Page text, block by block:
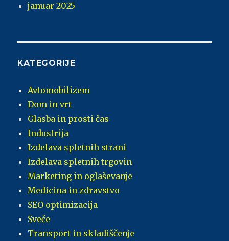
januar 2025
KATEGORIJE
Avtomobilizem
Dom in vrt
Glasba in prosti čas
Industrija
Izdelava spletnih strani
Izdelava spletnih trgovin
Marketing in oglaševanje
Medicina in zdravstvo
SEO optimizacija
Sveče
Transport in skladiščenje